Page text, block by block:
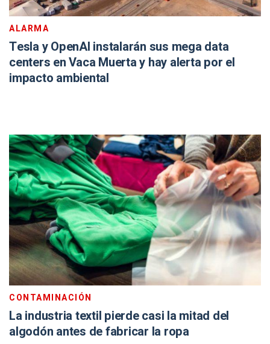
ALARMA
Tesla y OpenAI instalarán sus mega data
centers en Vaca Muerta y hay alerta por el
impacto ambiental
CONTAMINACIÓN
La industria textil pierde casi la mitad del
algodón antes de fabricar la ropa